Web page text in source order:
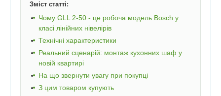
Зміст статті:
Чому GLL 2-50 - це робоча модель Bosch у
класі лінійних нівелірів
Технічні характеристики
Реальний сценарій: монтаж кухонних шаф у
новій квартирі
На що звернути увагу при покупці
З цим товаром купують